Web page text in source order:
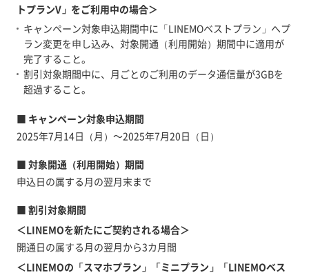
トプランV」をご利用中の場合＞
キャンペーン対象申込期間中に「LINEMOベストプラン」へプ
ラン変更を申し込み、対象開通（利用開始）期間中に適用が
完了すること。
割引対象期間中に、月ごとのご利用のデータ通信量が3GBを
超過すること。
■ キャンペーン対象申込期間
2025年7月14日（月）～2025年7月20日（日）
■ 対象開通（利用開始）期間
申込日の属する月の翌月末まで
■ 割引対象期間
＜LINEMOを新たにご契約される場合＞
開通日の属する月の翌月から3カ月間
＜LINEMOの「スマホプラン」「ミニプラン」「LINEMOベス